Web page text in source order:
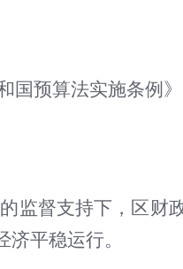
国预算法实施条例
监督支持下，区财
平稳运行。